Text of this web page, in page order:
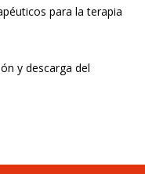
para la terapia
y descarga del